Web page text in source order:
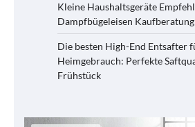
Kleine Haushaltsgeräte
Dampfbügeleisen Kaufberatung
Die besten High-End Entsafter
Heimgebrauch: Perfekte
Frühstück